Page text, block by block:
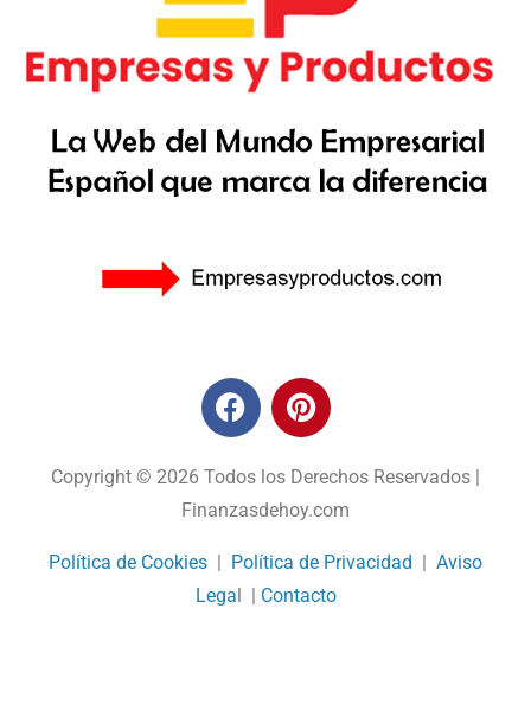
Copyright © 2026 Todos los Derechos Reservados |
Finanzasdehoy.com
Política de Cookies | Política de Privacidad | Aviso
Legal | Contacto